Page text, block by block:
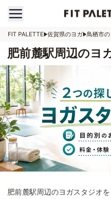
FIT PALETTE 佐賀県のヨガ 鳥栖市
肥前麓駅周辺のヨ
肥前麓駅周辺のヨガスタジオ